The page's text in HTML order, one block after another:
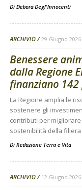
Di Debora Degl'Innocenti
ARCHIVIO 29 Giugno 2026
Benessere
dalla Regione
finanziano
La Regione amplia le
sostenere gli
contributi per
sostenibilità della filiera
Di Redazione Terra e Vita
ARCHIVIO 12 Giugno 2026